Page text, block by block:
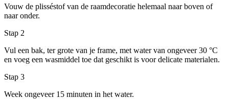
Vouw de plisséstof van de raamdecoratie helemaal naar boven of
naar onder.
Stap 2
Vul een bak, ter grote van je frame, met water van ongeveer 30 °C
en voeg een wasmiddel toe dat geschikt is voor delicate materialen.
Stap 3
Week ongeveer 15 minuten in het water.